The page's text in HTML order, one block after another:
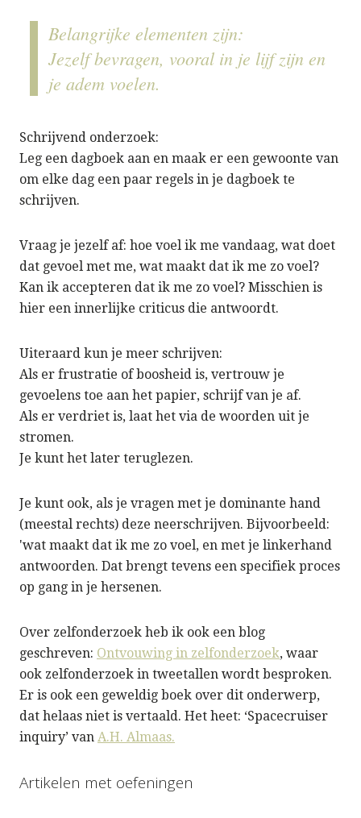
Belangrijke elementen zijn:
Jezelf bevragen, vooral in je lijf zijn en
je adem voelen.
Schrijvend onderzoek:
Leg een dagboek aan en maak er een gewoonte van
om elke dag een paar regels in je dagboek te
schrijven.
Vraag je jezelf af: hoe voel ik me vandaag, wat doet
dat gevoel met me, wat maakt dat ik me zo voel?
Kan ik accepteren dat ik me zo voel? Misschien is
hier een innerlijke criticus die antwoordt.
Uiteraard kun je meer schrijven:
Als er frustratie of boosheid is, vertrouw je
gevoelens toe aan het papier, schrijf van je af.
Als er verdriet is, laat het via de woorden uit je
stromen.
Je kunt het later teruglezen.
Je kunt ook, als je vragen met je dominante hand
(meestal rechts) deze neerschrijven. Bijvoorbeeld:
'wat maakt dat ik me zo voel, en met je linkerhand
antwoorden. Dat brengt tevens een specifiek proces
op gang in je hersenen.
Over zelfonderzoek heb ik ook een blog
geschreven: Ontvouwing in zelfonderzoek, waar
ook zelfonderzoek in tweetallen wordt besproken.
Er is ook een geweldig boek over dit onderwerp,
dat helaas niet is vertaald. Het heet: ‘Spacecruiser
inquiry’ van A.H. Almaas.
Artikelen met oefeningen